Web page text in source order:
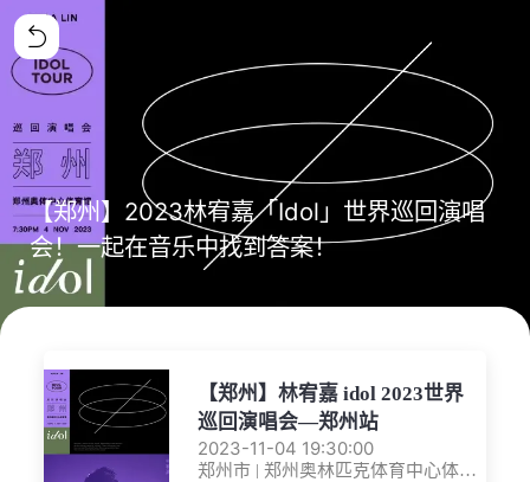
【郑州】2023林宥嘉「Idol」世界巡回演唱
会！一起在音乐中找到答案！
【郑州】林宥嘉 idol 2023世界
巡回演唱会—郑州站
2023-11-04 19:30:00
郑州市 | 郑州奥林匹克体育中心体育